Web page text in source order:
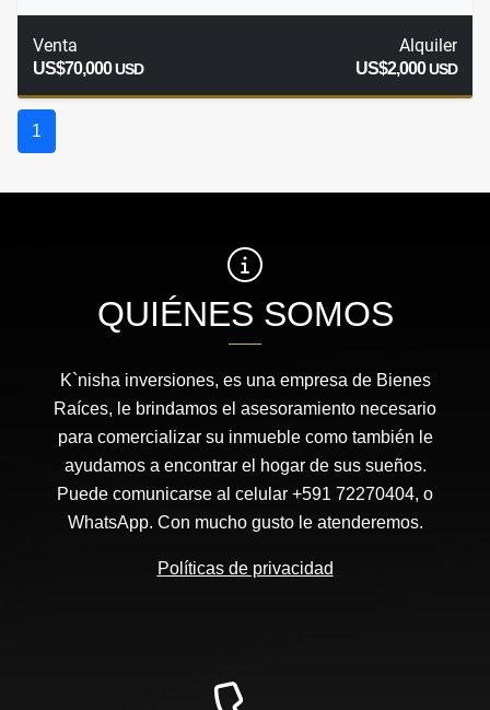
Venta
US$70,000USD
Alquiler
US$2,000USD
1
QUIÉNES SOMOS
K`nisha inversiones, es una empresa de Bienes
Raíces, le brindamos el asesoramiento necesario
para comercializar su inmueble como también le
ayudamos a encontrar el hogar de sus sueños.
Puede comunicarse al celular +591 72270404, o
WhatsApp. Con mucho gusto le atenderemos.
Políticas de privacidad